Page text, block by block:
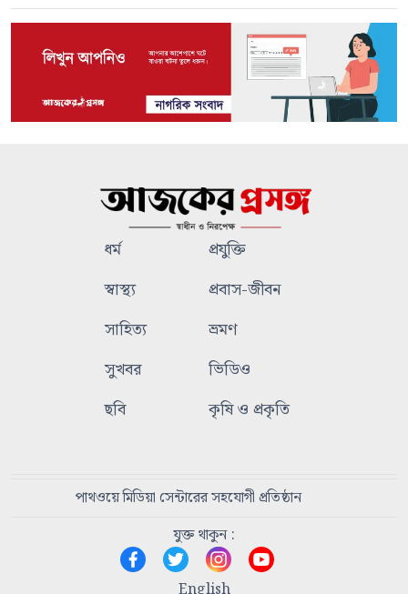
ধর্ম
প্রযুক্তি
স্বাস্থ্য
প্রবাস-জীবন
সাহিত্য
ভ্রমণ
সুখবর
ভিডিও
ছবি
কৃষি ও প্রকৃতি
পাথওয়ে মিডিয়া সেন্টারের সহযোগী প্রতিষ্ঠান
যুক্ত থাকুন :